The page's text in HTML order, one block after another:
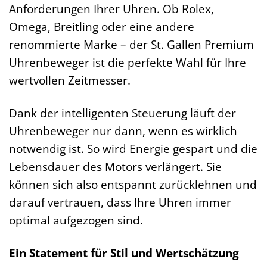
Anforderungen Ihrer Uhren. Ob Rolex,
Omega, Breitling oder eine andere
renommierte Marke – der St. Gallen Premium
Uhrenbeweger ist die perfekte Wahl für Ihre
wertvollen Zeitmesser.
Dank der intelligenten Steuerung läuft der
Uhrenbeweger nur dann, wenn es wirklich
notwendig ist. So wird Energie gespart und die
Lebensdauer des Motors verlängert. Sie
können sich also entspannt zurücklehnen und
darauf vertrauen, dass Ihre Uhren immer
optimal aufgezogen sind.
Ein Statement für Stil und Wertschätzung